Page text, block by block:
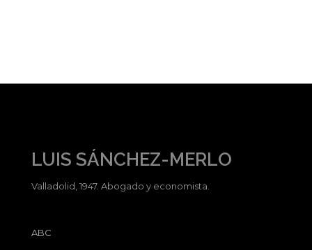
LUIS SÁNCHEZ-MERLO
Valladolid, 1947. Abogado y economista.
ABC